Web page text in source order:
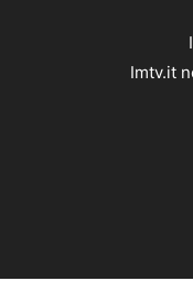
Imtv.it